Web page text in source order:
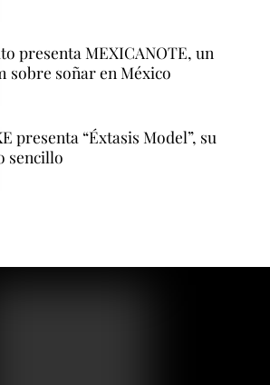
presenta MEXICANOTE, un
sobre soñar en México
presenta “Éxtasis Model”, su
sencillo